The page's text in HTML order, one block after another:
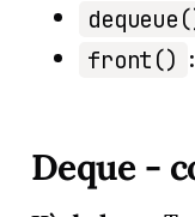
front()
Deque -